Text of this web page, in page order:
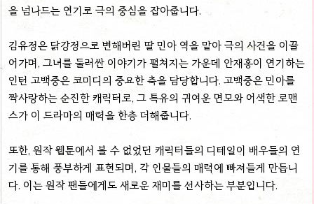
을 넘나드는 연기로 극의 중심을 잡아줍니다.
김유정은 닭강정으로 변해버린 딸 민아 역을 맡아 극의 사건을 이끌
어가며, 그녀를 둘러싼 이야기가 펼쳐지는 가운데 안재홍이 연기하는
인턴 고백중은 코미디의 중요한 축을 담당합니다. 고백중은 민아를
짝사랑하는 순진한 캐릭터로, 그 특유의 귀여운 면모와 어색한 로맨
스가 이 드라마의 매력을 한층 더해줍니다.
또한, 원작 웹툰에서 볼 수 없었던 캐릭터들의 디테일이 배우들의 연
기를 통해 풍부하게 표현되며, 각 인물들의 매력에 빠져들게 만듭니
다. 이는 원작 팬들에게도 새로운 재미를 선사하는 부분입니다.